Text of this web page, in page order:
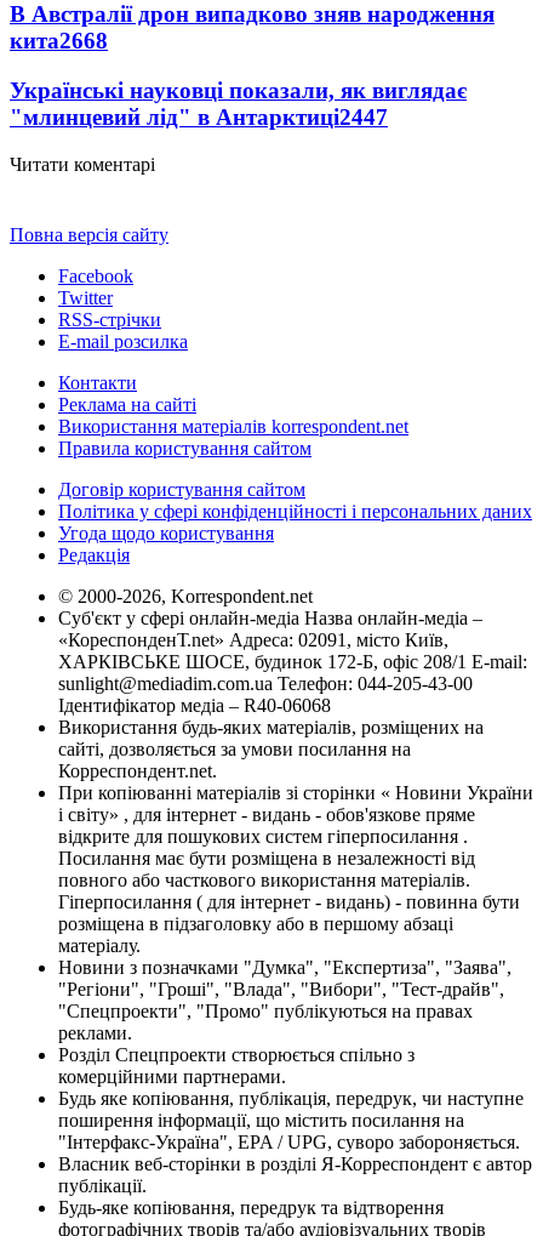
В Австралії дрон випадково зняв народження
кита2668
Українські науковці показали, як виглядає
"млинцевий лід" в Антарктиці2447
Читати коментарі
Повна версія сайту
Facebook
Twitter
RSS-стрічки
E-mail розсилка
Контакти
Реклама на сайті
Використання матеріалів korrespondent.net
Правила користування сайтом
Договір користування сайтом
Політика у сфері конфіденційності і персональних даних
Угода щодо користування
Редакція
© 2000-2026, Korrespondent.net
Суб'єкт у сфері онлайн-медіа Назва онлайн-медіа –
«КореспонденТ.net» Адреса: 02091, місто Київ,
ХАРКІВСЬКЕ ШОСЕ, будинок 172-Б, офіс 208/1 E-mail:
sunlight@mediadim.com.ua Телефон: 044-205-43-00
Ідентифікатор медіа – R40-06068
Використання будь-яких матеріалів, розміщених на
сайті, дозволяється за умови посилання на
Корреспондент.net.
При копіюванні матеріалів зі сторінки « Новини України
і світу» , для інтернет - видань - обов'язкове пряме
відкрите для пошукових систем гіперпосилання .
Посилання має бути розміщена в незалежності від
повного або часткового використання матеріалів.
Гіперпосилання ( для інтернет - видань) - повинна бути
розміщена в підзаголовку або в першому абзаці
матеріалу.
Новини з позначками "Думка", "Експертиза", "Заява",
"Регіони", "Гроші", "Влада", "Вибори", "Тест-драйв",
"Спецпроекти", "Промо" публікуються на правах
реклами.
Розділ Спецпроекти створюється спільно з
комерційними партнерами.
Будь яке копіювання, публікація, передрук, чи наступне
поширення інформації, що містить посилання на
"Інтерфакс-Україна", EPA / UPG, суворо забороняється.
Власник веб-сторінки в розділі Я-Корреспондент є автор
публікації.
Будь-яке копіювання, передрук та відтворення
фотографічних творів та/або аудіовізуальних творів